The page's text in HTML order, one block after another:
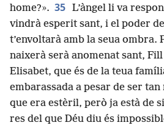
home?». 35 L’àngel li va
vindrà esperit sant, i el poder
t’envoltarà amb la seua ombra.
naixerà serà anomenat sant, Fill
Elisabet, que és de la teua
embarassada a pesar de ser
que era estèril, però ja està de
res del que Déu diu és